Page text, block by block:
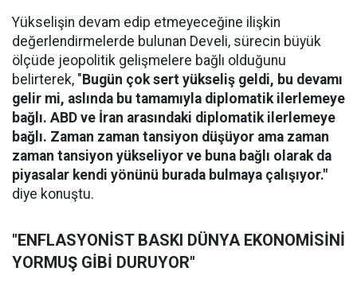
Yükselişin devam edip etmeyeceğine ilişkin
değerlendirmelerde bulunan Develi, sürecin büyük
ölçüde jeopolitik gelişmelere bağlı olduğunu
belirterek, " Bugün çok sert yükseliş geldi, bu devamı
gelir mi, aslında bu tamamıyla diplomatik ilerlemeye
bağlı. ABD ve İran arasındaki diplomatik ilerlemeye
bağlı. Zaman zaman tansiyon düşüyor ama zaman
zaman tansiyon yükseliyor ve buna bağlı olarak da
piyasalar kendi yönünü burada bulmaya çalışıyor."
diye konuştu.
"ENFLASYONİST BASKI DÜNYA EKONOMİSİNİ
YORMUŞ GİBİ DURUYOR"